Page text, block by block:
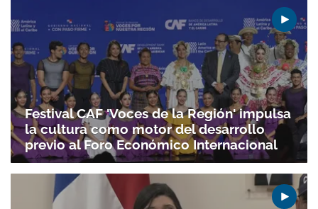
Festival CAF 'Voces de la Región' impulsa
la cultura como motor del desarrollo
previo al Foro Económico Internacional